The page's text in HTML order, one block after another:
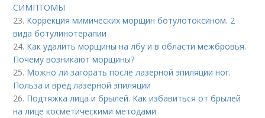
СИМПТОМЫ
23. Коррекция мимических морщин ботулотоксином. 2
вида ботулинотерапии
24. Как удалить морщины на лбу и в области межбровья.
Почему возникают морщины?
25. Можно ли загорать после лазерной эпиляции ног.
Польза и вред лазерной эпиляции
26. Подтяжка лица и брылей. Как избавиться от брылей
на лице косметическими методами